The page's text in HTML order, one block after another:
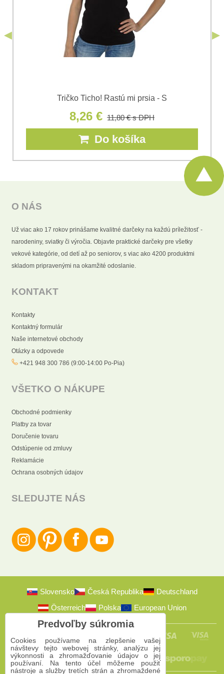
Tričko Ticho! Rastú mi prsia - S
8,26 € 11,80 €s DPH
Do košíka
O NÁS
Už viac ako 17 rokov prinášame kvalitné darčeky na každú príležitosť -
narodeniny, sviatky či výročia. Objavte praktické darčeky pre všetky
vekové kategórie, od detí až po seniorov, s viac ako 4200 produktmi
skladom pripravenými na okamžité odoslanie.
KONTAKT
Kontakty
Kontaktný formulár
Naše internetové obchody
Otázky a odpovede
+421 948 300 786 (9:00-14:00 Po-Pia)
VŠETKO O NÁKUPE
Obchodné podmienky
Platby za tovar
Doručenie tovaru
Odstúpenie od zmluvy
Reklamácie
Ochrana osobných údajov
SLEDUJTE NÁS
Slovensko Česká Republika
Deutschland
Österreich
Polska European Union
Predvoľby súkromia
Cookies používame na zlepšenie vašej
návštevy tejto webovej stránky, analýzu jej
výkonnosti a zhromažďovanie údajov o jej
používaní. Na tento účel môžeme použiť
nástroje a služby tretích strán a zhromaždené